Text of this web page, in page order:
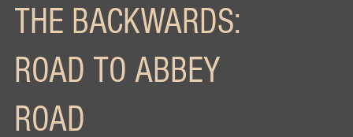
THE BACKWARDS:
ROAD TO ABBEY
ROAD